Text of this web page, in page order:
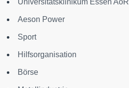
Universitätsklinikum Essen AöR
Aeson Power
Sport
Hilfsorganisation
Börse